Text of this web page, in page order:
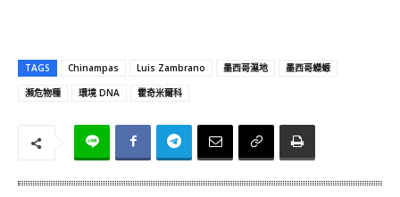
TAGS Chinampas Luis Zambrano 墨西哥濕地
墨西哥蠑螈
瀕危物種
環境 DNA 霍奇米爾科